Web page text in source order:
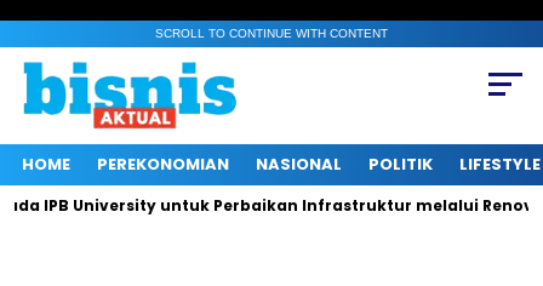
SCROLL TO CONTINUE WITH CONTENT
HOME PEREKONOMIAN NASIONAL POLITIK LIFESTYLE
IPB University untuk Perbaikan Infrastruktur melalui